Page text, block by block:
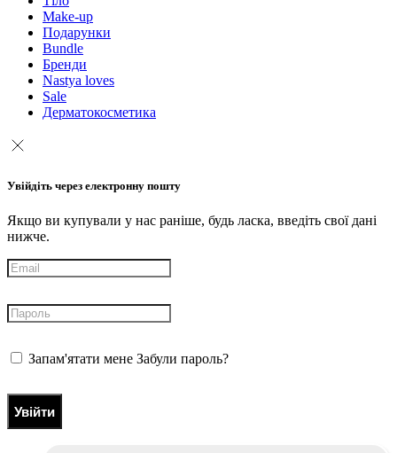
Make-up
Подарунки
Bundle
Бренди
Nastya loves
Sale
Дерматокосметика
Увійдіть через електронну пошту
Якщо ви купували у нас раніше, будь ласка, введіть свої дані
нижче.
Запам'ятати мене Забули пароль?
Увійти